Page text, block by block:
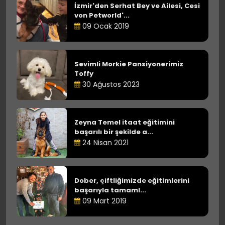
İzmir'den Serhat Bey ve Ailesi, Cesi
von Petworld'...
09 Ocak 2019
Sevimli Morkie Pansiyonerimiz
Toffy
30 Ağustos 2023
Zeyna Temel itaat eğitimini
başarılı bir şekilde a...
24 Nisan 2021
Dober, çiftliğimizde eğitimlerini
başarıyla tamaml...
09 Mart 2019